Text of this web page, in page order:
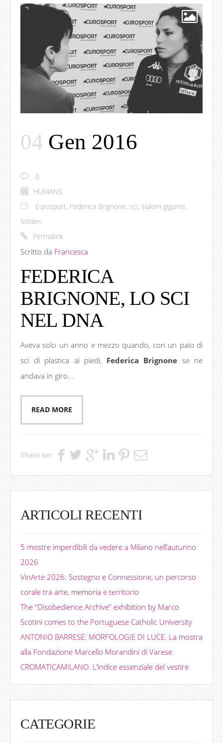
04 Gen 2016
0
HUMANS
Eurosport, Federica Brignone, sci, slalom gigante,
Sölden
Permalink
Scritto da Francesca
FEDERICA
BRIGNONE, LO SCI
NEL DNA
Aveva solo un anno e mezzo quando, con un paio di
sci di plastica ai piedi, Federica Brignone se ne
andava in giro...
READ MORE
Share on:
ARTICOLI RECENTI
5 mostre imperdibili da vedere a Milano nell’autunno
2026
VinArte 2026: Sostegno e Connessione, un percorso
corale tra arte, memoria e territorio
The “Disobedience Archive” exhibition by Marco
Scotini comes to the Portuguese Catholic University
ANTONIO BARRESE: MORFOLOGIE DI LUCE. La mostra
alla Fondazione Marcello Morandini di Varese
CROMATICAMILANO. L’indice essenziale del vestire
CATEGORIE